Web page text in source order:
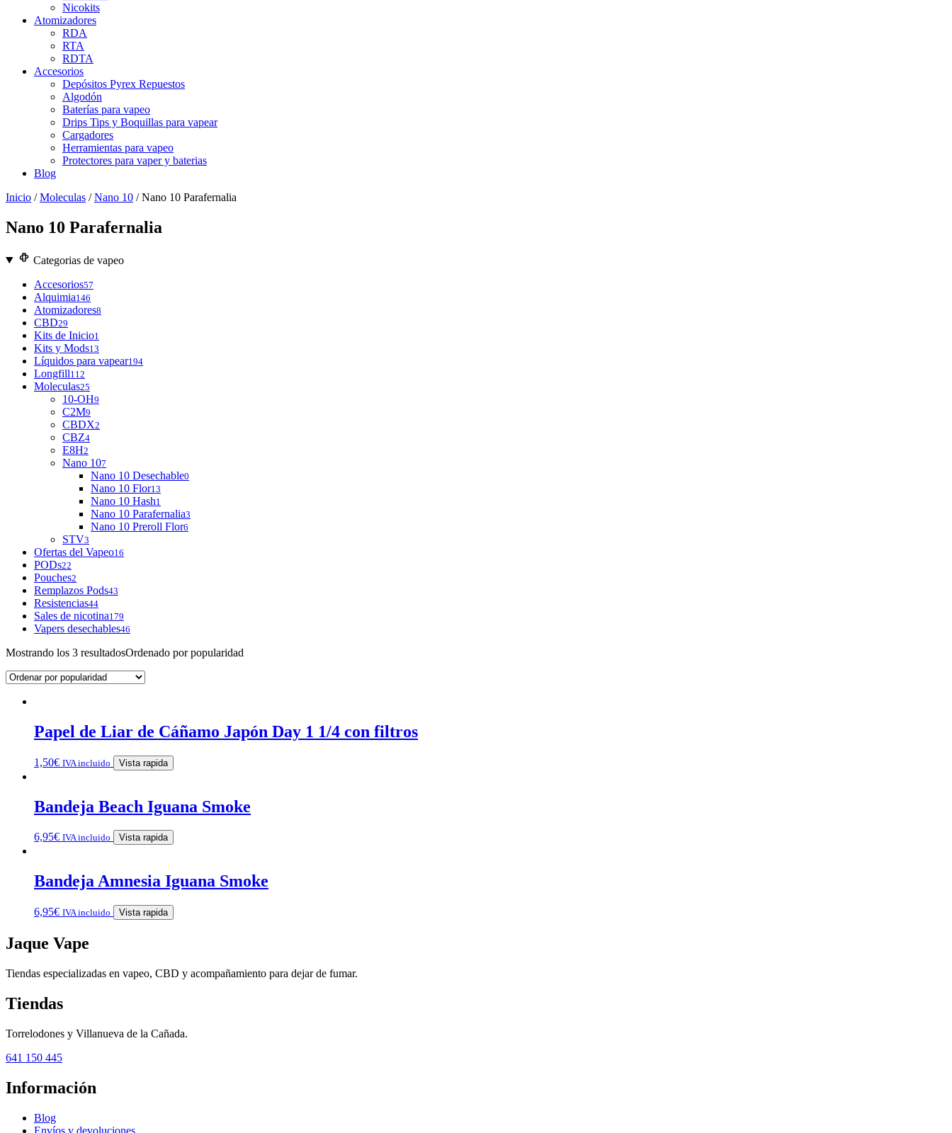
Nicokits
Atomizadores
RDA
RTA
RDTA
Accesorios
Depósitos Pyrex Repuestos
Algodón
Baterías para vapeo
Drips Tips y Boquillas para vapear
Cargadores
Herramientas para vapeo
Protectores para vaper y baterias
Blog
Inicio /Moleculas /Nano 10 / Nano 10 Parafernalia
Nano 10 Parafernalia
Categorias de vapeo
Accesorios57
Alquimia146
Atomizadores8
CBD29
Kits de Inicio1
Kits y Mods13
Líquidos para vapear194
Longfill112
Moleculas25
10-OH9
C2M9
CBDX2
CBZ4
E8H2
Nano 107
Nano 10 Desechable0
Nano 10 Flor13
Nano 10 Hash1
Nano 10 Parafernalia3
Nano 10 Preroll Flor6
STV3
Ofertas del Vapeo16
PODs22
Pouches2
Remplazos Pods43
Resistencias44
Sales de nicotina179
Vapers desechables46
Mostrando los 3 resultadosOrdenado por popularidad
Papel de Liar de Cáñamo Japón Day 1 1/4 con filtros
1,50€ IVA incluido Vista rapida
Bandeja Beach Iguana Smoke
6,95€ IVA incluido Vista rapida
Bandeja Amnesia Iguana Smoke
6,95€ IVA incluido Vista rapida
Jaque Vape
Tiendas especializadas en vapeo, CBD y acompañamiento para dejar de fumar.
Tiendas
Torrelodones y Villanueva de la Cañada.
641 150 445
Información
Blog
Envíos y devoluciones